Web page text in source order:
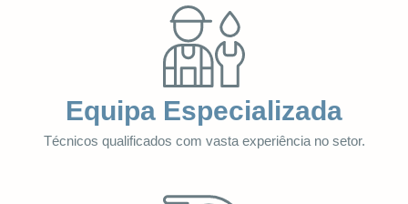
Equipa Especializada
Técnicos qualificados com vasta experiência no setor.